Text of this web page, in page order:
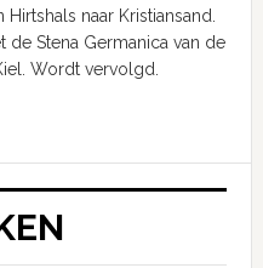
naar Kristiansand.
de Stena Germanica van de
Wordt vervolgd.